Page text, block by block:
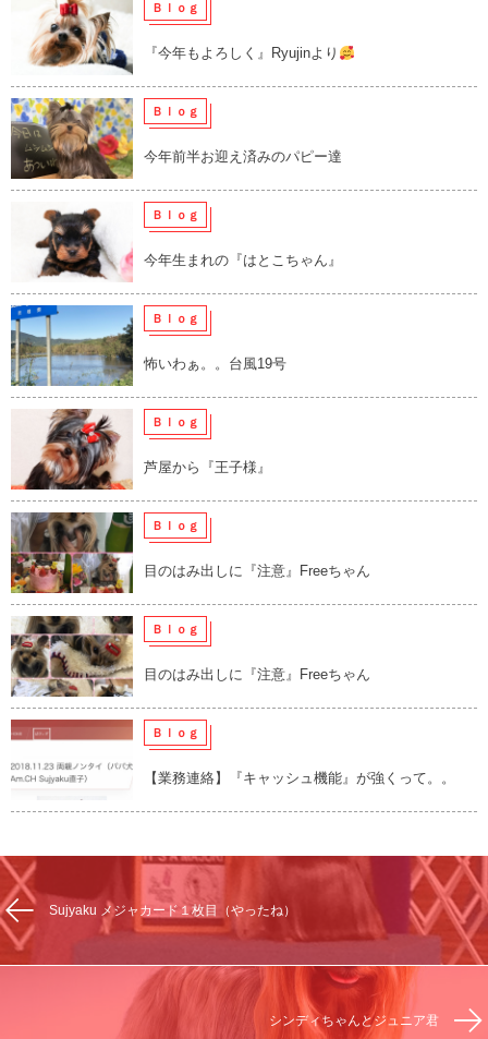
Ｂｌｏｇ
『今年もよろしく』Ryujinより
Ｂｌｏｇ
今年前半お迎え済みのパピー達
Ｂｌｏｇ
今年生まれの『はとこちゃん』
Ｂｌｏｇ
怖いわぁ。。台風19号
Ｂｌｏｇ
芦屋から『王子様』
Ｂｌｏｇ
目のはみ出しに『注意』Freeちゃん
Ｂｌｏｇ
目のはみ出しに『注意』Freeちゃん
Ｂｌｏｇ
【業務連絡】『キャッシュ機能』が強くって。。
Sujyaku メジャカード１枚目（やったね）
シンディちゃんとジュニア君